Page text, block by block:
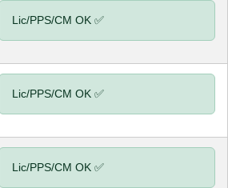
Lic/PPS/CM OK ✅
Lic/PPS/CM OK ✅
Lic/PPS/CM OK ✅